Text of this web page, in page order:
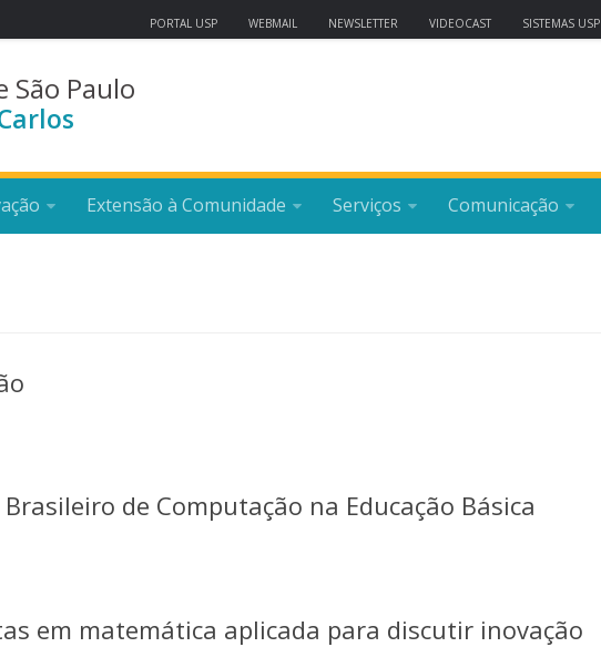
PORTAL USP WEBMAIL NEWSLETTER VIDEOCAST SISTEMAS USP
São Paulo
Extensão à Comunidade Serviços Comunicação
de Computação na Educação Básica
em matemática aplicada para discutir inovação